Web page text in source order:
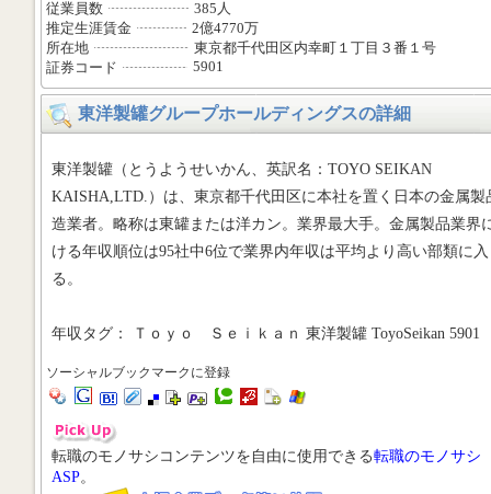
従業員数
385人
推定生涯賃金
2億4770万
所在地
東京都千代田区内幸町１丁目３番１号
証券コード
5901
東洋製罐グループホールディングスの詳細
東洋製罐（とうようせいかん、英訳名：TOYO SEIKAN
KAISHA,LTD.）は、東京都千代田区に本社を置く日本の金属製
造業者。略称は東罐または洋カン。業界最大手。金属製品業界
ける年収順位は95社中6位で業界内年収は平均より高い部類に入
る。
年収タグ： Ｔｏｙｏ Ｓｅｉｋａｎ 東洋製罐 ToyoSeikan 5901
ソーシャルブックマークに登録
転職のモノサシコンテンツを自由に使用できる転職のモノサシ
ASP。